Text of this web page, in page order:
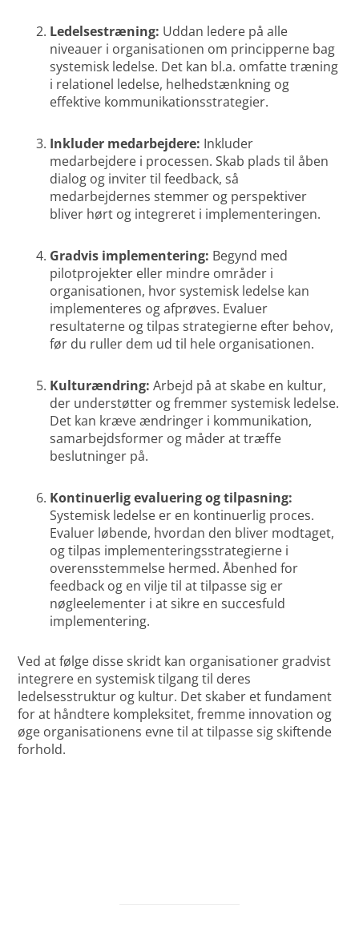
Ledelsestræning: Uddan ledere på alle
niveauer i organisationen om principperne bag
systemisk ledelse. Det kan bl.a. omfatte træning
i relationel ledelse, helhedstænkning og
effektive kommunikationsstrategier.
Inkluder medarbejdere: Inkluder
medarbejdere i processen. Skab plads til åben
dialog og inviter til feedback, så
medarbejdernes stemmer og perspektiver
bliver hørt og integreret i implementeringen.
Gradvis implementering: Begynd med
pilotprojekter eller mindre områder i
organisationen, hvor systemisk ledelse kan
implementeres og afprøves. Evaluer
resultaterne og tilpas strategierne efter behov,
før du ruller dem ud til hele organisationen.
Kulturændring: Arbejd på at skabe en kultur,
der understøtter og fremmer systemisk ledelse.
Det kan kræve ændringer i kommunikation,
samarbejdsformer og måder at træffe
beslutninger på.
Kontinuerlig evaluering og tilpasning:
Systemisk ledelse er en kontinuerlig proces.
Evaluer løbende, hvordan den bliver modtaget,
og tilpas implementeringsstrategierne i
overensstemmelse hermed. Åbenhed for
feedback og en vilje til at tilpasse sig er
nøgleelementer i at sikre en succesfuld
implementering.
Ved at følge disse skridt kan organisationer gradvist
integrere en systemisk tilgang til deres
ledelsesstruktur og kultur. Det skaber et fundament
for at håndtere kompleksitet, fremme innovation og
øge organisationens evne til at tilpasse sig skiftende
forhold.